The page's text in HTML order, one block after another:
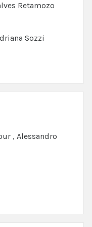
Retamozo
Sozzi
, Alessandro